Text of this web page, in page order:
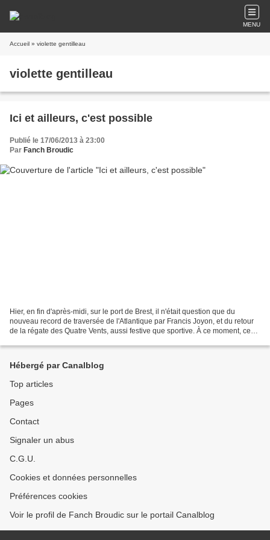
MENU
Accueil » violette gentilleau
violette gentilleau
Ici et ailleurs, c'est possible
Publié le 17/06/2013 à 23:00
Par Fanch Broudic
Hier, en fin d'après-midi, sur le port de Brest, il n'était question que du
nouveau record de traversée de l'Atlantique par Francis Joyon, et du retour
de la régate des Quatre Vents, aussi festive que sportive. À ce moment, ceux
Hébergé par Canalblog
Top articles
Pages
Contact
Signaler un abus
C.G.U.
Cookies et données personnelles
Préférences cookies
Voir le profil de Fanch Broudic sur le portail Canalblog